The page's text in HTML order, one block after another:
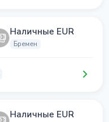
Наличные EUR
Бремен
Наличные EUR